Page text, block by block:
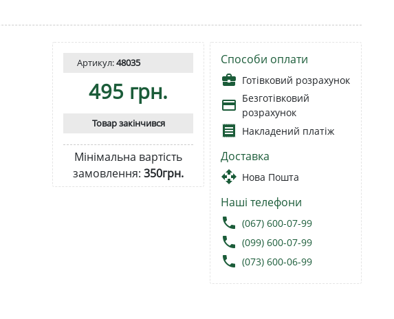
Артикул:48035
495 грн.
Товар закінчився
Мінімальна вартість
замовлення: 350грн.
Способи оплати
business_center Готівковий розрахунок
payment Безготівковий
розрахунок
receipt Накладений платіж
Доставка
open_with Нова Пошта
Наші телефони
local_phone (067) 600-07-99
local_phone (099) 600-07-99
local_phone (073) 600-06-99